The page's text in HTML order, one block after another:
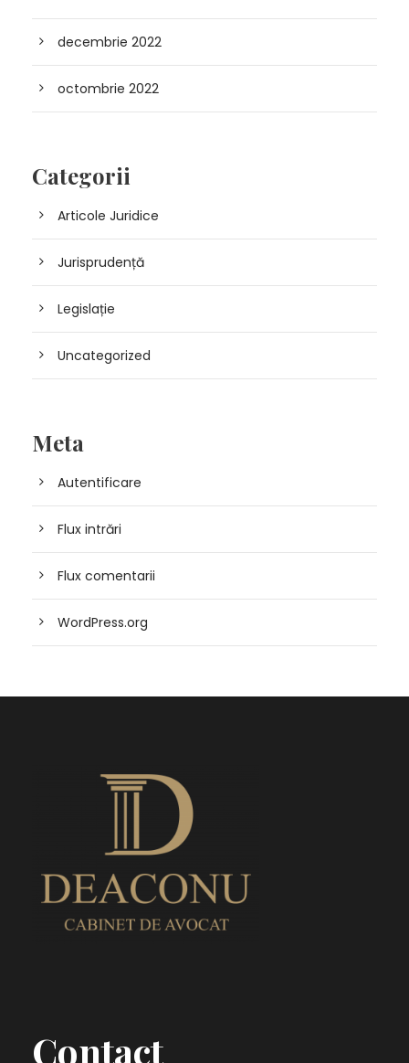
decembrie 2022
octombrie 2022
Categorii
Articole Juridice
Jurisprudență
Legislație
Uncategorized
Meta
Autentificare
Flux intrări
Flux comentarii
WordPress.org
Contact